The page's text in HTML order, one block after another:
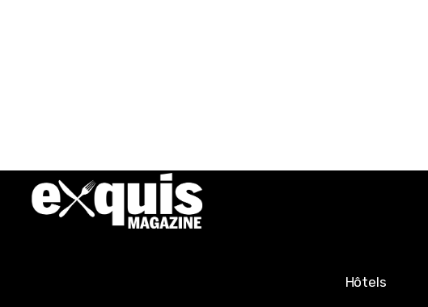
Hôtels